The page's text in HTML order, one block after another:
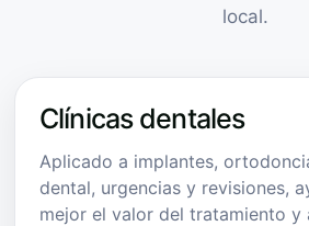
local.
Clínicas dentales
Aplicado a implantes,
dental, urgencias y revisiones,
mejor el valor del tratamiento y